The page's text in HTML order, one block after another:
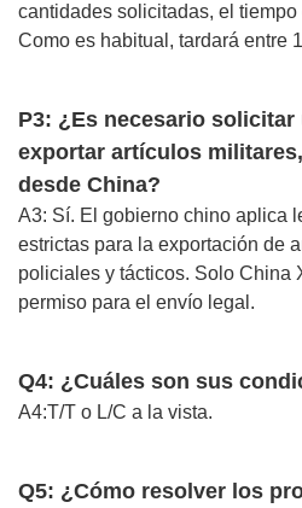
cantidades solicitadas, el
Como es habitual, tardará entre
P3: ¿Es necesario
exportar artículos
desde China?
A3: Sí. El gobierno chino aplica
estrictas para la exportación de
policiales y tácticos. Solo China
permiso para el envío legal.
Q4: ¿Cuáles son sus
A4:T/T o L/C a la vista.
Q5: ¿Cómo resolver los